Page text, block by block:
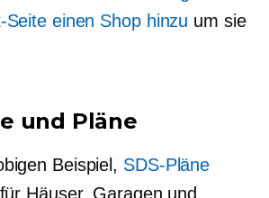
einen Shop hinzu um sie
und Pläne
Beispiel, SDS-Pläne
Häuser, Garagen und